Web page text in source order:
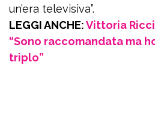
un’era televisiva”.
LEGGI ANCHE:Vittoria
“Sono raccomandata ma
triplo”